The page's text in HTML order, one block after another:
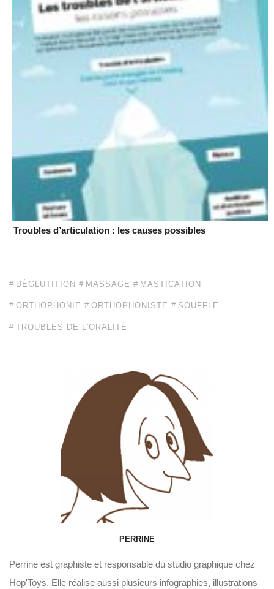
Troubles d’articulation : les causes possibles
DÉGLUTITION MASSAGE MASTICATION
ORTHOPHONIE ORTHOPHONISTE SOUFFLE
TROUBLES DE L'ORALITÉ
PERRINE
Perrine est graphiste et responsable du studio graphique chez
Hop'Toys. Elle réalise aussi plusieurs infographies, illustrations